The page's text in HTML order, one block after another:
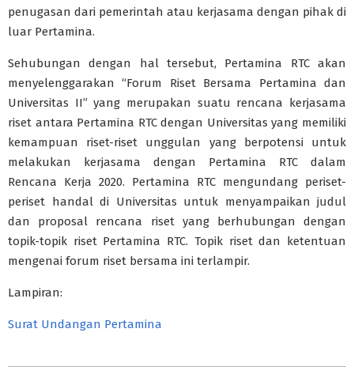
penugasan dari pemerintah atau kerjasama dengan pihak di
luar Pertamina.
Sehubungan dengan hal tersebut, Pertamina RTC akan
menyelenggarakan “Forum Riset Bersama Pertamina dan
Universitas II” yang merupakan suatu rencana kerjasama
riset antara Pertamina RTC dengan Universitas yang memiliki
kemampuan riset-riset unggulan yang berpotensi untuk
melakukan kerjasama dengan Pertamina RTC dalam
Rencana Kerja 2020. Pertamina RTC mengundang periset-
periset handal di Universitas untuk menyampaikan judul
dan proposal rencana riset yang berhubungan dengan
topik-topik riset Pertamina RTC. Topik riset dan ketentuan
mengenai forum riset bersama ini terlampir.
Lampiran:
Surat Undangan Pertamina